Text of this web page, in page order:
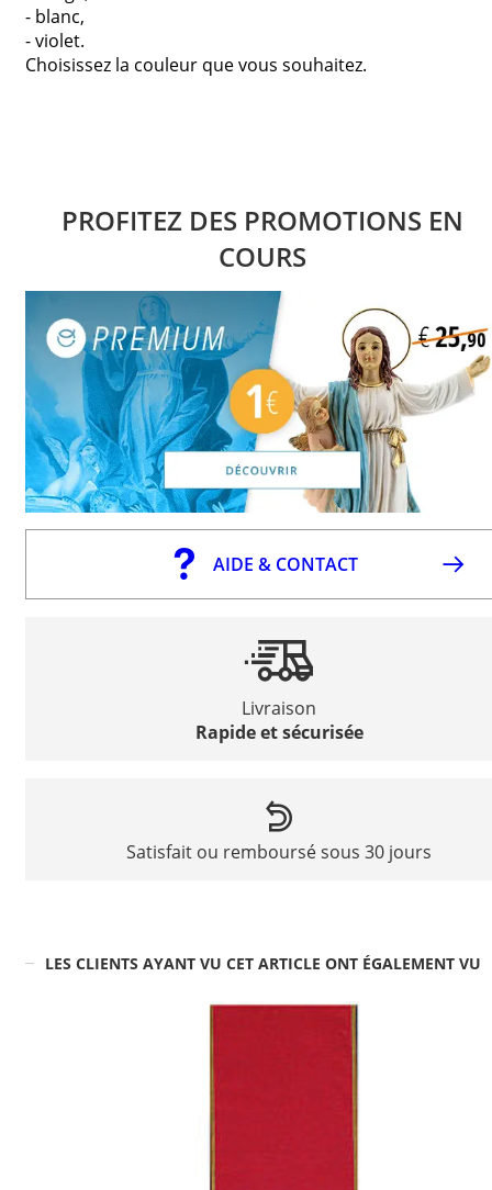
- blanc,
- violet.
Choisissez la couleur que vous souhaitez.
PROFITEZ DES PROMOTIONS EN
COURS
AIDE & CONTACT
Livraison
Rapide et sécurisée
Satisfait ou remboursé sous 30 jours
LES CLIENTS AYANT VU CET ARTICLE ONT ÉGALEMENT VU